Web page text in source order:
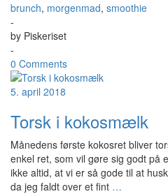
brunch, morgenmad, smoothie
-
by Piskeriset
-
0 Comments
5. april 2018
Torsk i kokosmælk
Månedens første kokosret bliver
enkel ret, som vil gøre sig godt på
ikke altid, at vi er så gode til at
da jeg faldt over et fint …